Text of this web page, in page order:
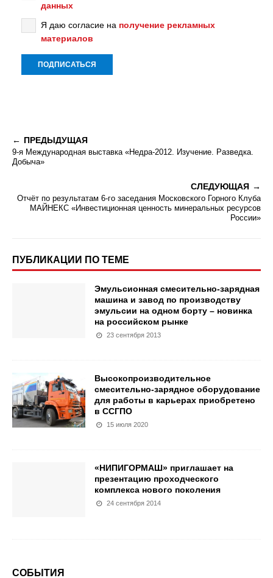
данных
Я даю согласие на получение рекламных
материалов
ПРЕДЫДУЩАЯ
9-я Международная выставка «Недра-2012. Изучение. Разведка.
Добыча»
СЛЕДУЮЩАЯ
Отчёт по результатам 6-го заседания Московского Горного Клуба
МАЙНЕКС «Инвестиционная ценность минеральных ресурсов
России»
ПУБЛИКАЦИИ ПО ТЕМЕ
Эмульсионная смесительно-зарядная
машина и завод по производству
эмульсии на одном борту – новинка
на российском рынке
23 сентября 2013
Высокопроизводительное
смесительно-зарядное оборудование
для работы в карьерах приобретено
в ССГПО
15 июля 2020
«НИПИГОРМАШ» приглашает на
презентацию проходческого
комплекса нового поколения
24 сентября 2014
СОБЫТИЯ